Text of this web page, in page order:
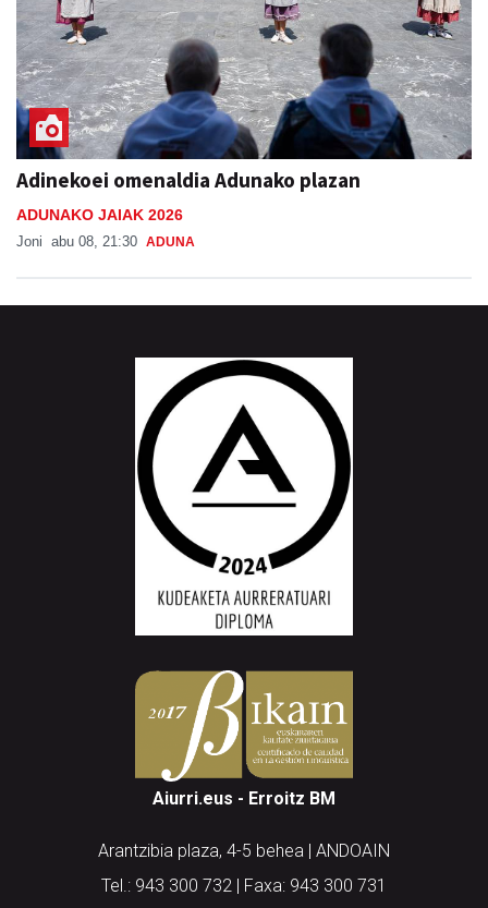
Adinekoei omenaldia Adunako plazan
ADUNAKO JAIAK 2026
Joni abu 08, 21:30 ADUNA
Aiurri.eus - Erroitz BM
Arantzibia plaza, 4-5 behea | ANDOAIN
Tel.: 943 300 732 | Faxa: 943 300 731